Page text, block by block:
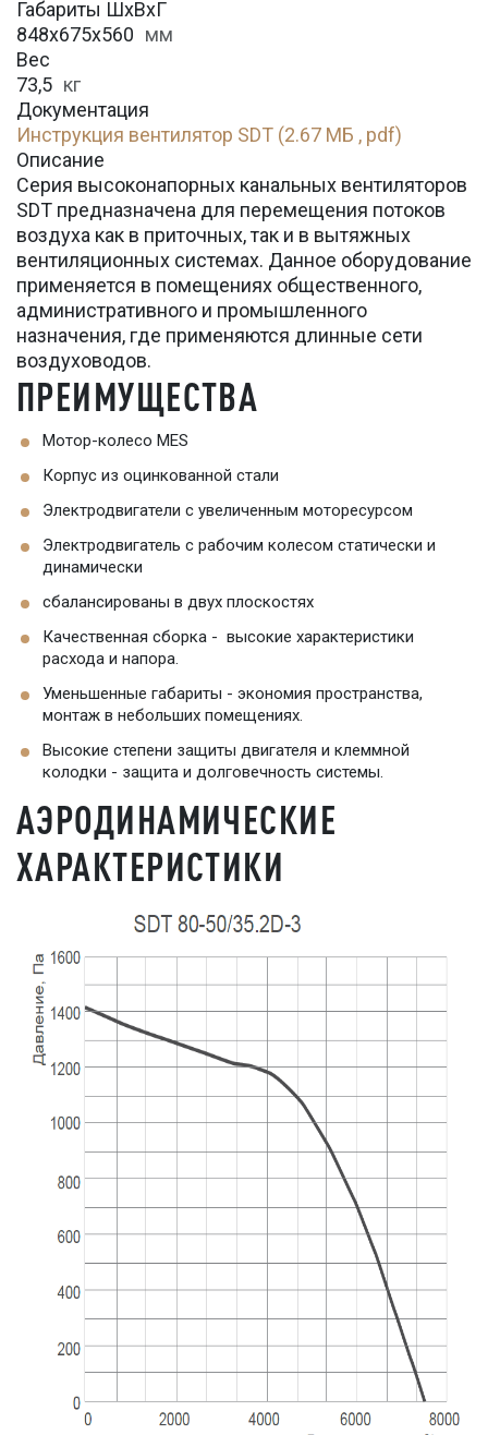
Габариты ШхВхГ
848x675x560 мм
Вес
73,5 кг
Документация
Инструкция вентилятор SDT (2.67 МБ , pdf)
Описание
Серия высоконапорных канальных вентиляторов
SDT предназначена для перемещения потоков
воздуха как в приточных, так и в вытяжных
вентиляционных системах. Данное оборудование
применяется в помещениях общественного,
административного и промышленного
назначения, где применяются длинные сети
воздуховодов.
ПРЕИМУЩЕСТВА
Мотор-колесо MES
Корпус из оцинкованной стали
Электродвигатели с увеличенным моторесурсом
Электродвигатель с рабочим колесом статически и
динамически
сбалансированы в двух плоскостях
Качественная сборка - высокие характеристики
расхода и напора.
Уменьшенные габариты - экономия пространства,
монтаж в небольших помещениях.
Высокие степени защиты двигателя и клеммной
колодки - защита и долговечность системы.
АЭРОДИНАМИЧЕСКИЕ
ХАРАКТЕРИСТИКИ